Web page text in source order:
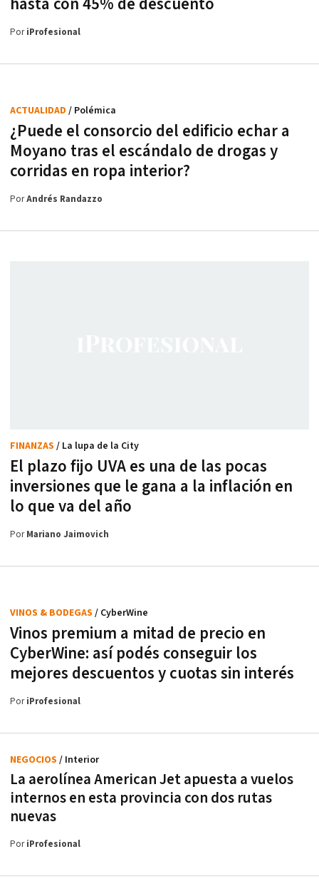
PoriProfesional
¿Puede el consorcio del edificio echar a
Moyano tras el escándalo de drogas y
corridas en ropa interior?
ACTUALIDAD / Polémica
PorAndrés Randazzo
El plazo fijo UVA es una de las pocas
inversiones que le gana a la inflación en
lo que va del año
FINANZAS / La lupa de la City
PorMariano Jaimovich
Vinos premium a mitad de precio en
CyberWine: así podés conseguir los
mejores descuentos y cuotas sin interés
VINOS & BODEGAS / CyberWine
PoriProfesional
La aerolínea American Jet apuesta a vuelos
internos en esta provincia con dos rutas
nuevas
NEGOCIOS / Interior
PoriProfesional